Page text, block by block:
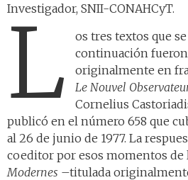
Investigador, SNII-CONAHCyT.
L
os tres textos que
continuación
originalmente en
Le Nouvel
Cornelius
publicó en el número 658 que
al 26 de junio de 1977. La
coeditor por esos momentos de
Modernes –titulada